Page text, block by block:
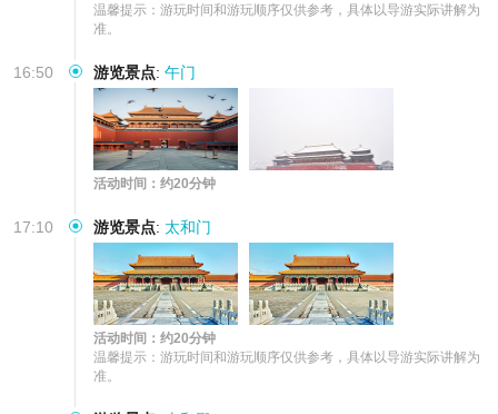
温馨提示：游玩时间和游玩顺序仅供参考，具体以导游实际讲解为
准。
16:50 游览景点: 午门
活动时间：约20分钟
17:10 游览景点: 太和门
活动时间：约20分钟
温馨提示：游玩时间和游玩顺序仅供参考，具体以导游实际讲解为
准。